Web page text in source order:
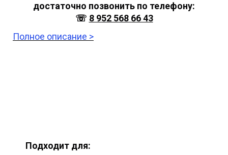
достаточно позвонить по телефону:
☏ 8 952 568 66 43
Полное описание >
Подходит для: